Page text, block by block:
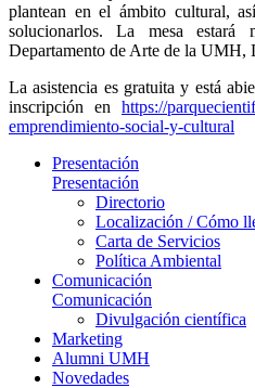
plantean en el ámbito cultural,
solucionarlos. La mesa
Departamento de Arte de la UMH,
La asistencia es gratuita y está
inscripción en https://
emprendimiento-social-y-cultural
Presentación
Presentación
Directorio
Localización / Cómo
Carta de Servicios
Política Ambiental
Comunicación
Comunicación
Divulgación científica
Marketing
Alumni UMH
Novedades